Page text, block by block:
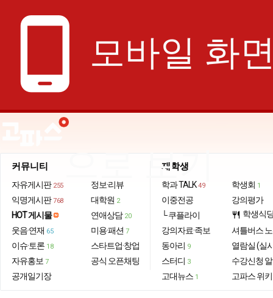
phone_android 모바일 화
으로 보기
커뮤니티
자유게시판 255
익명게시판 768
HOT 게시물
웃음·연재 65
이슈·토론 18
자유홍보 7
공개일기장
정보·리뷰
대학원 2
연애상담 20
미용·패션 7
스타트업·창업
공식 오픈채팅
재학생
학과 TALK 49
이중전공
└ 쿠플라이
강의자료·족보
동아리 9
스터디 3
고대뉴스 1
학생회 1
강의평가
restaurant 학생식
셔틀버스
열람실 (실
수강신청
고파스 위키